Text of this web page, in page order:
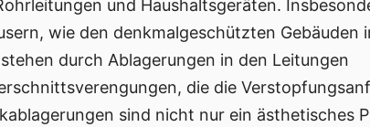
und Haushaltsgeräten.
wie den denkmalgeschützten Gebäuden
durch Ablagerungen in den Leitungen
die die
sind nicht nur ein ästhetisches